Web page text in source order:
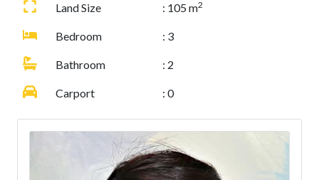
Land Size : 105 m2
Bedroom : 3
Bathroom : 2
Carport : 0